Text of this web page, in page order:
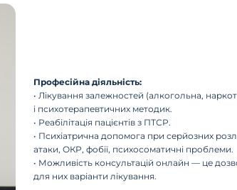
Професійна діяльність:
• Лікування залежностей (алкогольна,
і психотерапевтичних методик.
• Реабілітація пацієнтів з ПТСР.
• Психіатрична допомога при серйозних
атаки, ОКР, фобії, психосоматичні проблеми.
• Можливість консультацій онлайн — це
для них варіанти лікування.